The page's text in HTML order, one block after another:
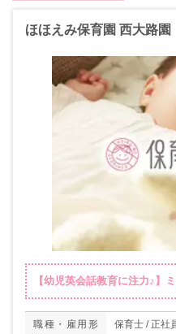
ほほえみ保育園 西大路園
【幼児英会話教育に注力♪】
職種・雇用形
保育士 / 正社